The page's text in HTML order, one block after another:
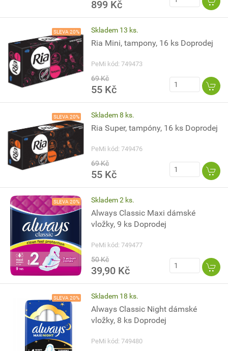
899 Kč
SLEVA 20% Skladem 13 ks.
Ria Mini, tampony, 16 ks Doprodej
PeMi kód: 749473
69 Kč
55 Kč
SLEVA 20% Skladem 8 ks.
Ria Super, tampóny, 16 ks Doprodej
PeMi kód: 749476
69 Kč
55 Kč
SLEVA 20% Skladem 2 ks.
Always Classic Maxi dámské
vložky, 9 ks Doprodej
PeMi kód: 749477
50 Kč
39,90 Kč
SLEVA 20% Skladem 18 ks.
Always Classic Night dámské
vložky, 8 ks Doprodej
PeMi kód: 749480